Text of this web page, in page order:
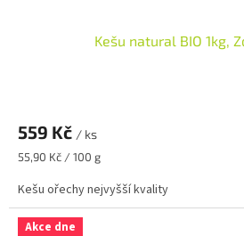
Kešu natural BIO 1kg,
559 Kč / ks
Měrná
55,90 Kč / 100 g
Kešu ořechy nejvyšší kvality
Akce dne